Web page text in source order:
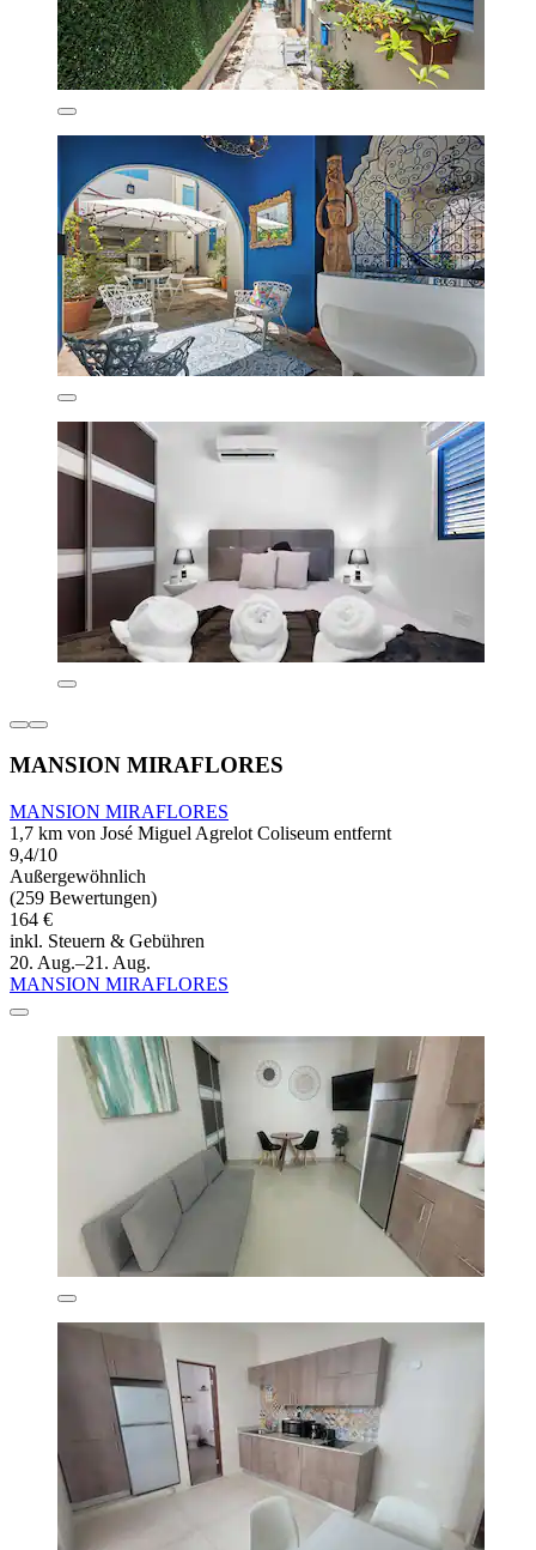
MANSION MIRAFLORES
MANSION MIRAFLORES
1,7 km von José Miguel Agrelot Coliseum entfernt
9,4/10
Außergewöhnlich
(259 Bewertungen)
164 €
inkl. Steuern & Gebühren
20. Aug.–21. Aug.
MANSION MIRAFLORES